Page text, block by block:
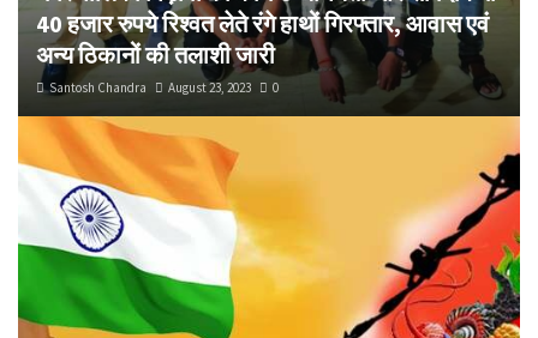
40 हजार रुपये रिश्वत लेते रंगे हाथों गिरफ्तार, आवास एवं
अन्य ठिकानों की तलाशी जारी
Santosh Chandra August 23, 2023 0